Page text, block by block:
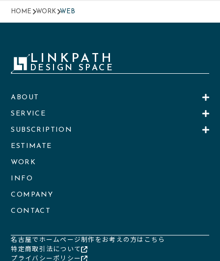
HOME WORK WEB
LINKPATH
DESIGN SPACE
ABOUT
SERVICE
SUBSCRIPTION
ESTIMATE
WORK
INFO
COMPANY
CONTACT
名古屋でホームページ制作をお考えの方はこちら
特定商取引法について
プライバシーポリシー